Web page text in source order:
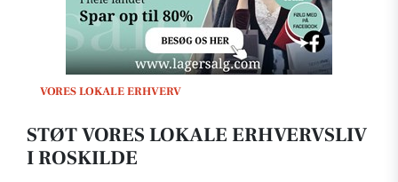
VORES LOKALE ERHVERV
STØT VORES LOKALE ERHVERVSLIV
I ROSKILDE